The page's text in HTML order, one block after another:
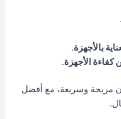
.
بالأجهزة.
كفاءة الأجهزة.
مريحة وسريعة، مع أفضل